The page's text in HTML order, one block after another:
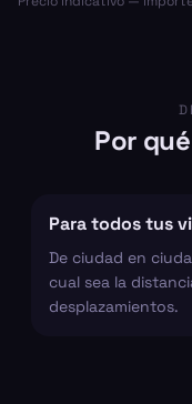
Por
Para todos tus
De ciudad en
cual sea la
desplazamientos.